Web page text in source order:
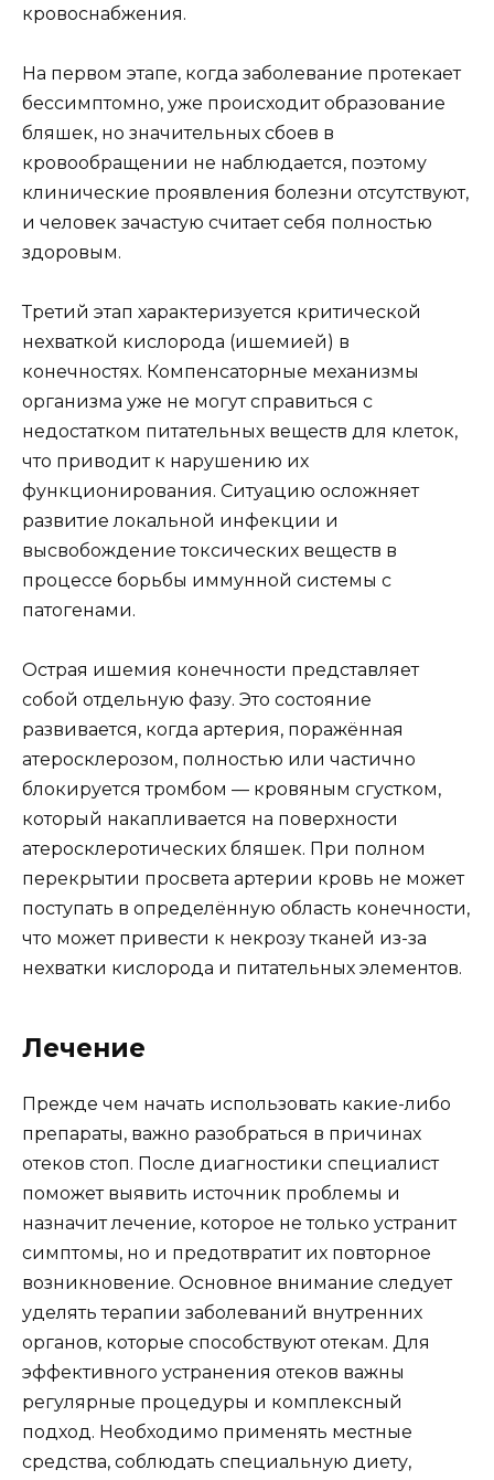
кровоснабжения.
На первом этапе, когда заболевание протекает
бессимптомно, уже происходит образование
бляшек, но значительных сбоев в
кровообращении не наблюдается, поэтому
клинические проявления болезни отсутствуют,
и человек зачастую считает себя полностью
здоровым.
Третий этап характеризуется критической
нехваткой кислорода (ишемией) в
конечностях. Компенсаторные механизмы
организма уже не могут справиться с
недостатком питательных веществ для клеток,
что приводит к нарушению их
функционирования. Ситуацию осложняет
развитие локальной инфекции и
высвобождение токсических веществ в
процессе борьбы иммунной системы с
патогенами.
Острая ишемия конечности представляет
собой отдельную фазу. Это состояние
развивается, когда артерия, поражённая
атеросклерозом, полностью или частично
блокируется тромбом — кровяным сгустком,
который накапливается на поверхности
атеросклеротических бляшек. При полном
перекрытии просвета артерии кровь не может
поступать в определённую область конечности,
что может привести к некрозу тканей из-за
нехватки кислорода и питательных элементов.
Лечение
Прежде чем начать использовать какие-либо
препараты, важно разобраться в причинах
отеков стоп. После диагностики специалист
поможет выявить источник проблемы и
назначит лечение, которое не только устранит
симптомы, но и предотвратит их повторное
возникновение. Основное внимание следует
уделять терапии заболеваний внутренних
органов, которые способствуют отекам. Для
эффективного устранения отеков важны
регулярные процедуры и комплексный
подход. Необходимо применять местные
средства, соблюдать специальную диету,